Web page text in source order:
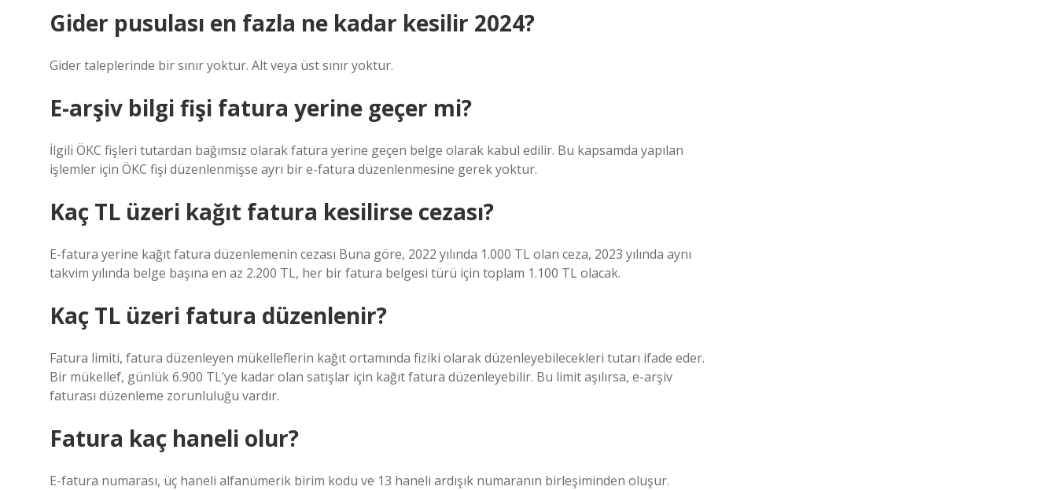
Gider pusulası en fazla ne kadar kesilir 2024?
Gider taleplerinde bir sınır yoktur. Alt veya üst sınır yoktur.
E-arşiv bilgi fişi fatura yerine geçer mi?
İlgili ÖKC fişleri tutardan bağımsız olarak fatura yerine geçen belge olarak kabul edilir. Bu kapsamda yapılan
işlemler için ÖKC fişi düzenlenmişse ayrı bir e-fatura düzenlenmesine gerek yoktur.
Kaç TL üzeri kağıt fatura kesilirse cezası?
E-fatura yerine kağıt fatura düzenlemenin cezası Buna göre, 2022 yılında 1.000 TL olan ceza, 2023 yılında aynı
takvim yılında belge başına en az 2.200 TL, her bir fatura belgesi türü için toplam 1.100 TL olacak.
Kaç TL üzeri fatura düzenlenir?
Fatura limiti, fatura düzenleyen mükelleflerin kağıt ortamında fiziki olarak düzenleyebilecekleri tutarı ifade eder.
Bir mükellef, günlük 6.900 TL’ye kadar olan satışlar için kağıt fatura düzenleyebilir. Bu limit aşılırsa, e-arşiv
faturası düzenleme zorunluluğu vardır.
Fatura kaç haneli olur?
E-fatura numarası, üç haneli alfanümerik birim kodu ve 13 haneli ardışık numaranın birleşiminden oluşur.